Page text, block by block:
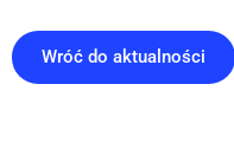
Wróć do aktualności